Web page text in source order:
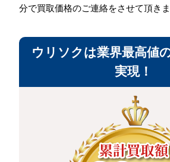
分で買取価格のご連絡をさせて頂きま
ウリソクは業界最高値
実現！